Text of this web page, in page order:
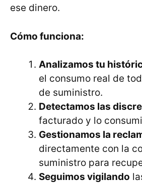
ese dinero.
Cómo funciona:
Analizamos tu
el consumo real de
de suministro.
Detectamos las
facturado y lo
Gestionamos la
directamente con la
suministro para
Seguimos vigilando